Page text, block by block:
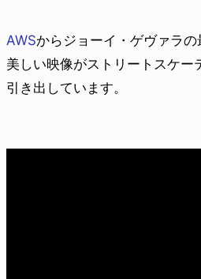
AWSからジョーイ・ゲヴァラの
美しい映像がストリートスケー
引き出しています。